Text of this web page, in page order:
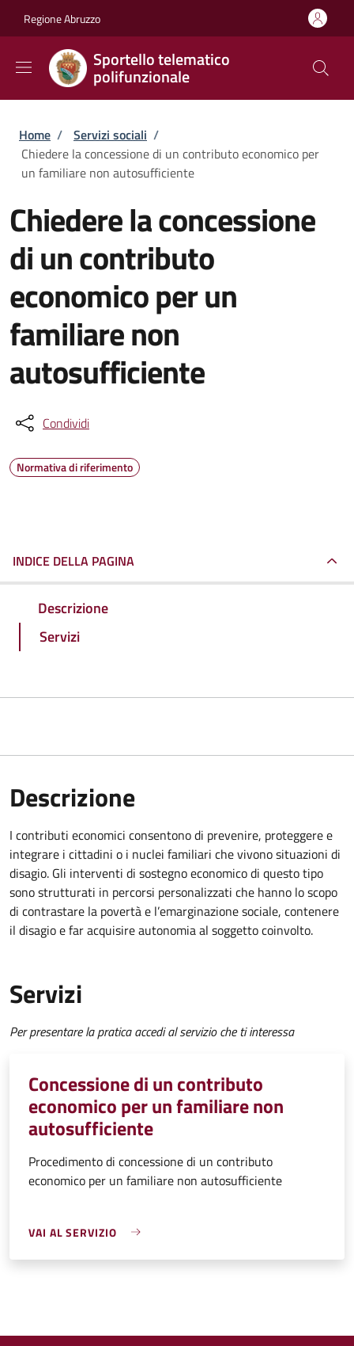
Regione Abruzzo
Sportello telematico
polifunzionale
Briciole di pane
Home / Servizi sociali /
Chiedere la concessione di un contributo economico per
un familiare non autosufficiente
Chiedere la concessione
di un contributo
economico per un
familiare non
autosufficiente
Condividi
Normativa di riferimento
INDICE DELLA PAGINA
Descrizione
Servizi
Descrizione
I contributi economici consentono di prevenire, proteggere e
integrare i cittadini o i nuclei familiari che vivono situazioni di
disagio. Gli interventi di sostegno economico di questo tipo
sono strutturati in percorsi personalizzati che hanno lo scopo
di contrastare la povertà e l’emarginazione sociale, contenere
il disagio e far acquisire autonomia al soggetto coinvolto.
Servizi
Per presentare la pratica accedi al servizio che ti interessa
Concessione di un contributo
economico per un familiare non
autosufficiente
Procedimento di concessione di un contributo
economico per un familiare non autosufficiente
VAI AL SERVIZIO